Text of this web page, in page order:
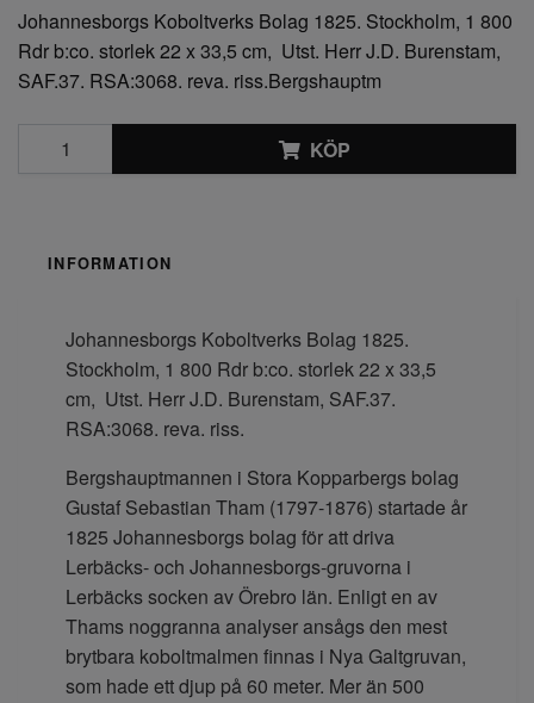
Johannesborgs Koboltverks Bolag 1825. Stockholm, 1 800
Rdr b:co. storlek 22 x 33,5 cm, Utst. Herr J.D. Burenstam,
SAF.37. RSA:3068. reva. riss.Bergshauptm
KÖP
INFORMATION
Johannesborgs Koboltverks Bolag 1825.
Stockholm, 1 800 Rdr b:co. storlek 22 x 33,5
cm, Utst. Herr J.D. Burenstam, SAF.37.
RSA:3068. reva. riss.
Bergshauptmannen i Stora Kopparbergs bolag
Gustaf Sebastian Tham (1797-1876) startade år
1825 Johannesborgs bolag för att driva
Lerbäcks- och Johannesborgs-gruvorna i
Lerbäcks socken av Örebro län. Enligt en av
Thams noggranna analyser ansågs den mest
brytbara koboltmalmen finnas i Nya Galtgruvan,
som hade ett djup på 60 meter. Mer än 500